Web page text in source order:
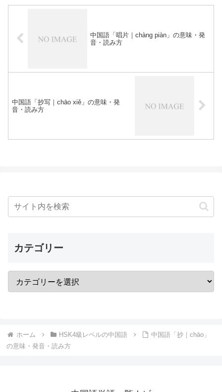
中国語「唱片｜chàng piàn」の意味・発
音・読み方
中国語「抄写｜chāo xiě」の意味・発
音・読み方
カテゴリー
ホーム HSK4級レベルの中国語
中国語「抄｜chāo」
の意味・発音・読み方